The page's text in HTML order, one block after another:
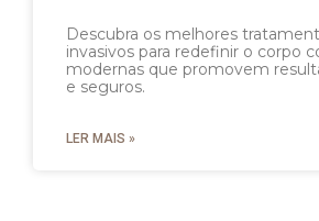
Descubra os melhores
invasivos para redefinir o corpo
modernas que promovem
e seguros.
LER MAIS »